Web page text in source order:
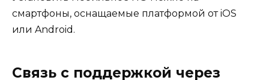
смартфоны, оснащаемые платформой от iOS
или Android.
Связь с поддержкой через